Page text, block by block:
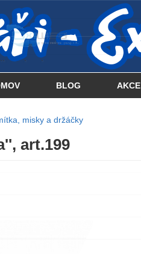
. . .. . .
BLOG AKCE
misky a držáčky
art.199